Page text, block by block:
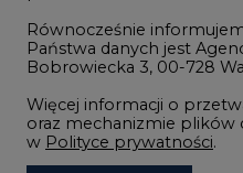
Zielone samorządy
Zielona gospodarka
Równocześnie
Państwa danych jest
Bobrowiecka 3, 00-728
Więcej informacji o
oraz mechanizmie plików
w Polityce prywatności